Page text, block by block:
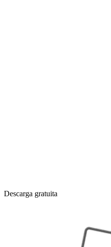
Descarga gratuita